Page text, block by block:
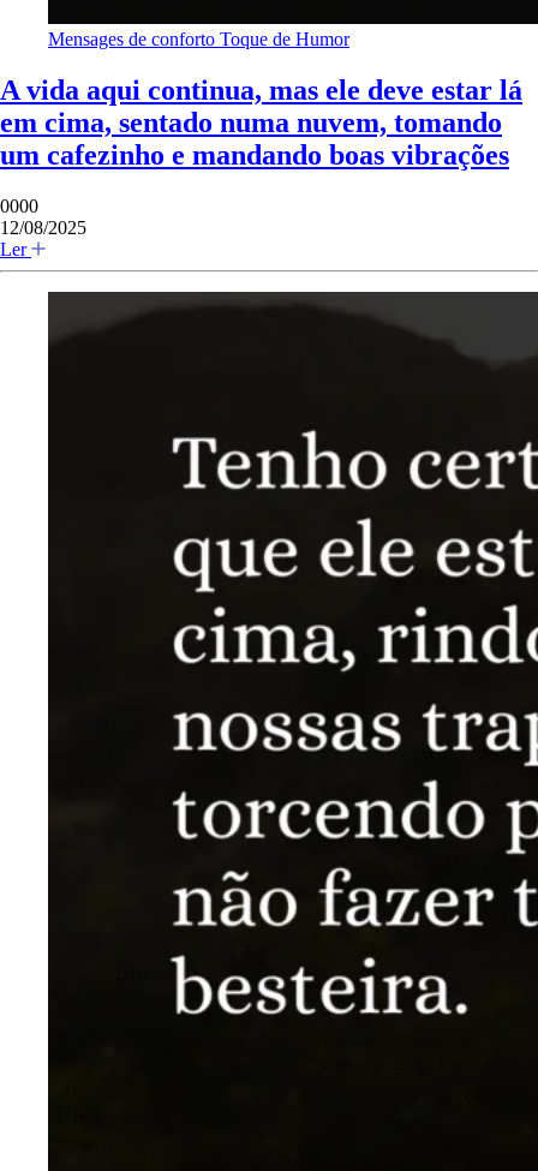
Mensages de conforto Toque de Humor
A vida aqui continua, mas ele deve estar lá
em cima, sentado numa nuvem, tomando
um cafezinho e mandando boas vibrações
0000
12/08/2025
Ler